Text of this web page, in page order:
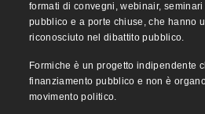
formati di convegni, webinair,
pubblico e a porte chiuse, che hanno
riconosciuto nel dibattito pubblico.
Formiche è un progetto indipendente
finanziamento pubblico e non è
movimento politico.